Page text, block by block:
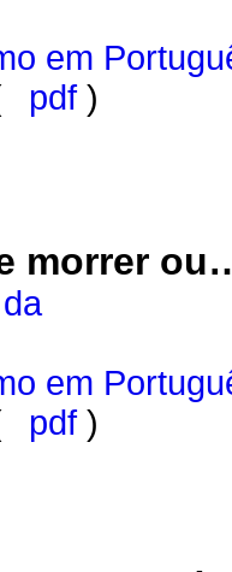
em
pdf )
morrer
em
pdf )